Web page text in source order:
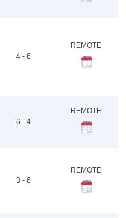
4 - 6
REMOTE
6 - 4
REMOTE
3 - 6
REMOTE